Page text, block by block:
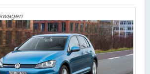
NOI
ȘI HIBRID